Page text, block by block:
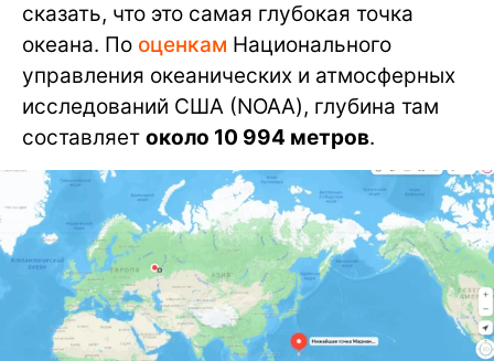
сказать, что это самая глубокая точка
океана. По оценкам Национального
управления океанических и атмосферных
исследований США (NOAA), глубина там
составляет около 10 994 метров.